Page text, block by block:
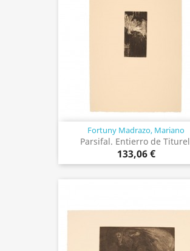
Fortuny Madrazo, Mariano
Parsifal. Entierro de
133,06 €